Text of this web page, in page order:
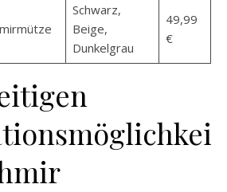
Schwarz,
Beige,
Dunkelgrau
49,99
€